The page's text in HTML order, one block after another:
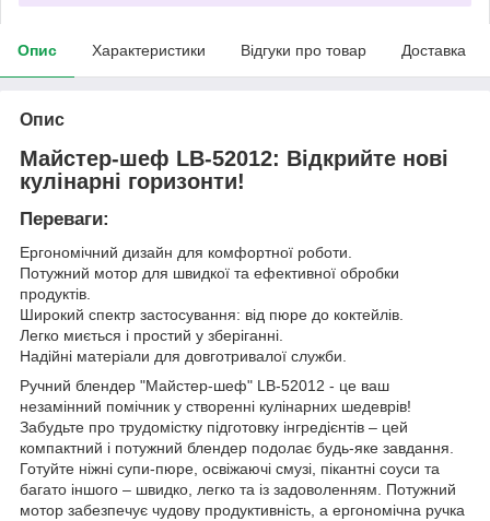
Опис Характеристики Відгуки про товар Доставка
Опис
Майстер-шеф LB-52012: Відкрийте нові
кулінарні горизонти!
Переваги:
Ергономічний дизайн для комфортної роботи.
Потужний мотор для швидкої та ефективної обробки
продуктів.
Широкий спектр застосування: від пюре до коктейлів.
Легко миється і простий у зберіганні.
Надійні матеріали для довготривалої служби.
Ручний блендер "Майстер-шеф" LB-52012 - це ваш
незамінний помічник у створенні кулінарних шедеврів!
Забудьте про трудомістку підготовку інгредієнтів – цей
компактний і потужний блендер подолає будь-яке завдання.
Готуйте ніжні супи-пюре, освіжаючі смузі, пікантні соуси та
багато іншого – швидко, легко та із задоволенням. Потужний
мотор забезпечує чудову продуктивність, а ергономічна ручка